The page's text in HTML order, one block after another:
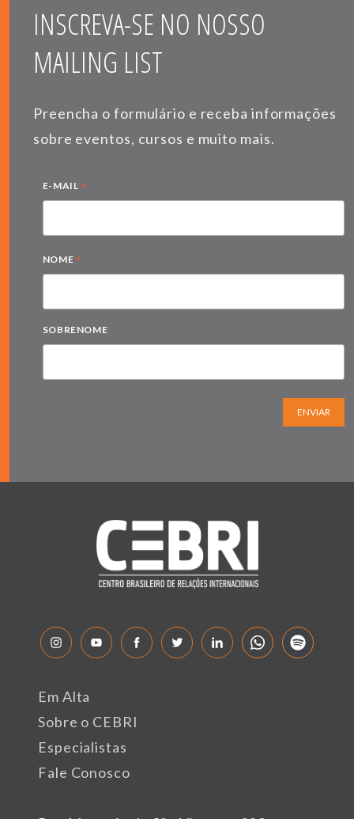
INSCREVA-SE NO NOSSO
MAILING LIST
Preencha o formulário e receba informações
sobre eventos, cursos e muito mais.
E-MAIL *
NOME *
SOBRENOME
ENVIAR
Em Alta
Sobre o CEBRI
Especialistas
Fale Conosco